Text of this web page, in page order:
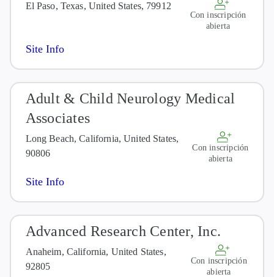
El Paso, Texas, United States, 79912
Con inscripción
abierta
Site Info
Adult & Child Neurology Medical
Associates
Long Beach, California, United States,
90806
Con inscripción
abierta
Site Info
Advanced Research Center, Inc.
Anaheim, California, United States,
92805
Con inscripción
abierta